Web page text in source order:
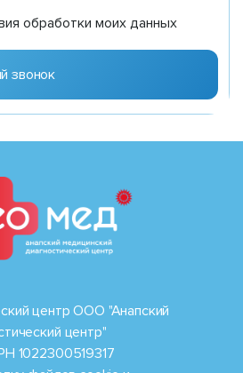
обработки моих данных
центр ООО "Анапский
центр"
1022300519317